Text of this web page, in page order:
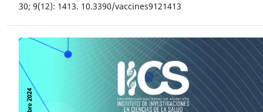
30; 9(12): 1413. 10.3390/vaccines9121413